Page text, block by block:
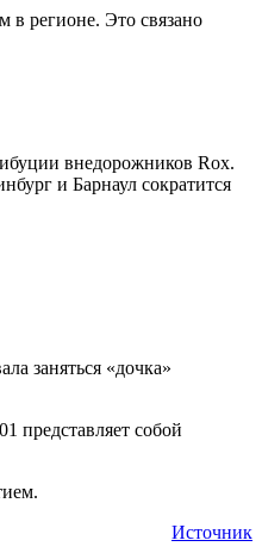
в регионе. Это связано
внедорожников Rox.
и Барнаул сократится
заняться «дочка»
представляет собой
Источник